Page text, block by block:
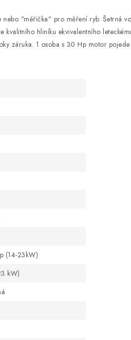
"měřička" pro měření ryb. Šetrná
hliníku ekvivalentního
záruka. 1 osoba s 30 Hp motor
(14-23kW)
kW)